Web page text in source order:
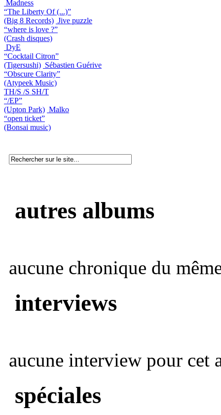
Madness
“The Liberty Of (...)”
(Big 8 Records) Jive puzzle
“where is love ?”
(Crash disques)
DyE
“Cocktail Citron”
(Tigersushi) Sébastien Guérive
“Obscure Clarity”
(Atypeek Music)
TH/S /S SH/T
“/EP”
(Upton Park) Malko
“open ticket”
(Bonsai music)
autres albums
aucune chronique du
interviews
aucune interview pour cet
spéciales